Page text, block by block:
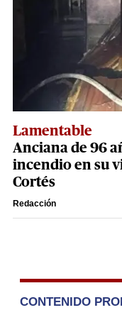
Lamentable
Anciana de 96
incendio en su
Cortés
Redacción
CONTENIDO